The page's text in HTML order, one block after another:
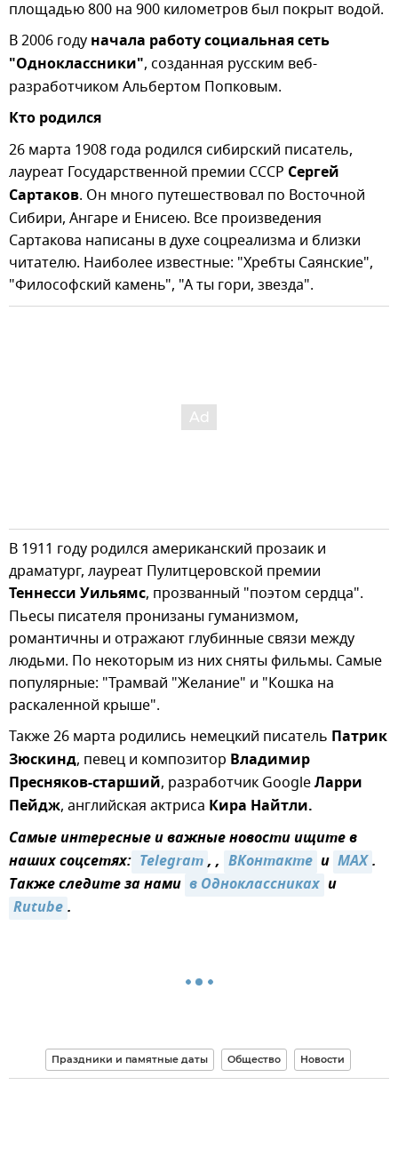
площадью 800 на 900 километров был покрыт водой.
В 2006 году начала работу социальная сеть
"Одноклассники", созданная русским веб-
разработчиком Альбертом Попковым.
Кто родился
26 марта 1908 года родился сибирский писатель,
лауреат Государственной премии СССР Сергей
Сартаков. Он много путешествовал по Восточной
Сибири, Ангаре и Енисею. Все произведения
Сартакова написаны в духе соцреализма и близки
читателю. Наиболее известные: "Хребты Саянские",
"Философский камень", "А ты гори, звезда".
В 1911 году родился американский прозаик и
драматург, лауреат Пулитцеровской премии
Теннесси Уильямс, прозванный "поэтом сердца".
Пьесы писателя пронизаны гуманизмом,
романтичны и отражают глубинные связи между
людьми. По некоторым из них сняты фильмы. Самые
популярные: "Трамвай "Желание" и "Кошка на
раскаленной крыше".
Также 26 марта родились немецкий писатель Патрик
Зюскинд, певец и композитор Владимир
Пресняков-старший, разработчик GoogleЛарри
Пейдж, английская актриса Кира Найтли.
Самые интересные и важные новости ищите в
наших соцсетях: Telegram, , ВКонтакте и MAX.
Также следите за нами в Одноклассниках и
Rutube.
Праздники и памятные даты Общество Новости